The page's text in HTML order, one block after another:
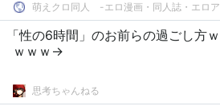
萌えクロ同人 -エロ漫画・同人誌・エロ
「性の6時間」のお前らの過ごし方
ｗｗｗ→
思考ちゃんねる